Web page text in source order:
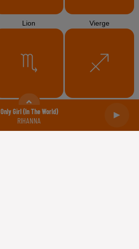
Only Girl (in The World)
RIHANNA
Lion Vierge
Scorpion